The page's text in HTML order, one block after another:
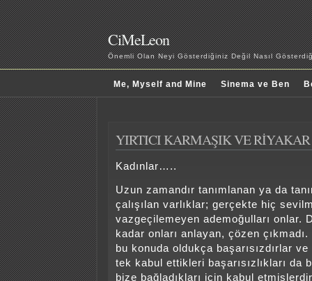
CiMeLeon
Önemli Olan Neyi Gösterdiğiniz Değil Nasıl
Me, Myself and Mine Sinema ve Ben
YIRTICI KARMAŞIK VE RİYAKAR
Kadınlar…..
Uzun zamandır tanımlanan ya da
çalışılan varlıklar; gerçekte hiç
vazgeçilemeyen ademoğulları onlar.
kadar onları anlayan, çözen
bu konuda oldukça başarısızdırlar
tek kabul ettikleri başarısızlıkları da
bize bağladıkları için kabul